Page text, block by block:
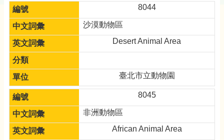
8044
沙漠動物區
Desert Animal Area
臺北市立動物園
8045
非洲動物區
African Animal Area